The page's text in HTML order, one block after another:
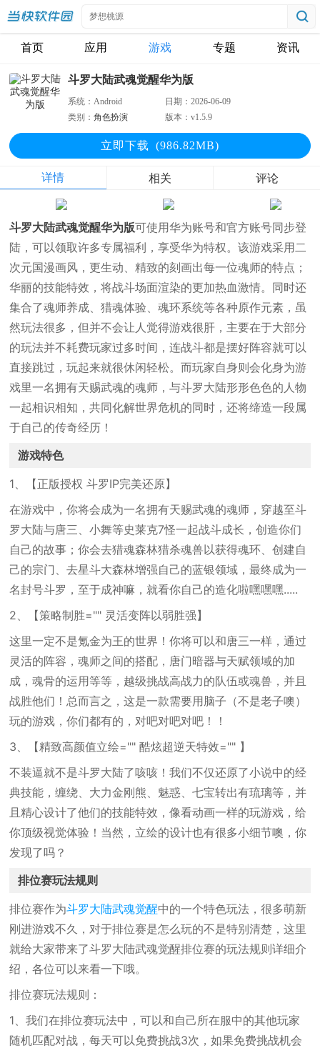
首页 应用 游戏 专题 资讯
斗罗大陆武魂觉醒华为版
系统：Android 日期：2026-06-09
类别：角色扮演 版本：v1.5.9
立即下载 (986.82MB)
详情 相关 评论
斗罗大陆武魂觉醒华为版可使用华为账号和官方账号同步登
陆，可以领取许多专属福利，享受华为特权。该游戏采用二
次元国漫画风，更生动、精致的刻画出每一位魂师的特点；
华丽的技能特效，将战斗场面渲染的更加热血激情。同时还
集合了魂师养成、猎魂体验、魂环系统等各种原作元素，虽
然玩法很多，但并不会让人觉得游戏很肝，主要在于大部分
的玩法并不耗费玩家过多时间，连战斗都是摆好阵容就可以
直接跳过，玩起来就很休闲轻松。而玩家自身则会化身为游
戏里一名拥有天赐武魂的魂师，与斗罗大陆形形色色的人物
一起相识相知，共同化解世界危机的同时，还将缔造一段属
于自己的传奇经历！
游戏特色
1、【正版授权 斗罗IP完美还原】
在游戏中，你将会成为一名拥有天赐武魂的魂师，穿越至斗
罗大陆与唐三、小舞等史莱克7怪一起战斗成长，创造你们
自己的故事；你会去猎魂森林猎杀魂兽以获得魂环、创建自
己的宗门、去星斗大森林增强自己的蓝银领域，最终成为一
名封号斗罗，至于成神嘛，就看你自己的造化啦嘿嘿嘿.....
2、【策略制胜="" 灵活变阵以弱胜强】
这里一定不是氪金为王的世界！你将可以和唐三一样，通过
灵活的阵容，魂师之间的搭配，唐门暗器与天赋领域的加
成，魂骨的运用等等，越级挑战高战力的队伍或魂兽，并且
战胜他们！总而言之，这是一款需要用脑子（不是老子噢）
玩的游戏，你们都有的，对吧对吧对吧！！
3、【精致高颜值立绘="" 酷炫超逆天特效="" 】
不装逼就不是斗罗大陆了咳咳！我们不仅还原了小说中的经
典技能，缠绕、大力金刚熊、魅惑、七宝转出有琉璃等，并
且精心设计了他们的技能特效，像看动画一样的玩游戏，给
你顶级视觉体验！当然，立绘的设计也有很多小细节噢，你
发现了吗？
排位赛玩法规则
排位赛作为斗罗大陆武魂觉醒中的一个特色玩法，很多萌新
刚进游戏不久，对于排位赛是怎么玩的不是特别清楚，这里
就给大家带来了斗罗大陆武魂觉醒排位赛的玩法规则详细介
绍，各位可以来看一下哦。
排位赛玩法规则：
1、我们在排位赛玩法中，可以和自己所在服中的其他玩家
随机匹配对战，每天可以免费挑战3次，如果免费挑战机会